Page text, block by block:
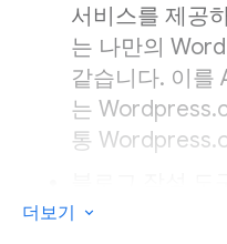
서비스를 제공
는 나만의
같습니다. 이
는
통
는 단순한 설정
더보기